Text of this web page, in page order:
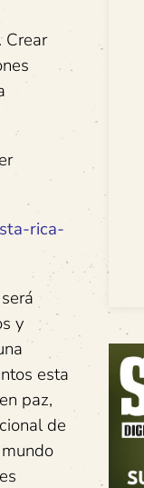
Crear
rica-
y
esta
paz,
de